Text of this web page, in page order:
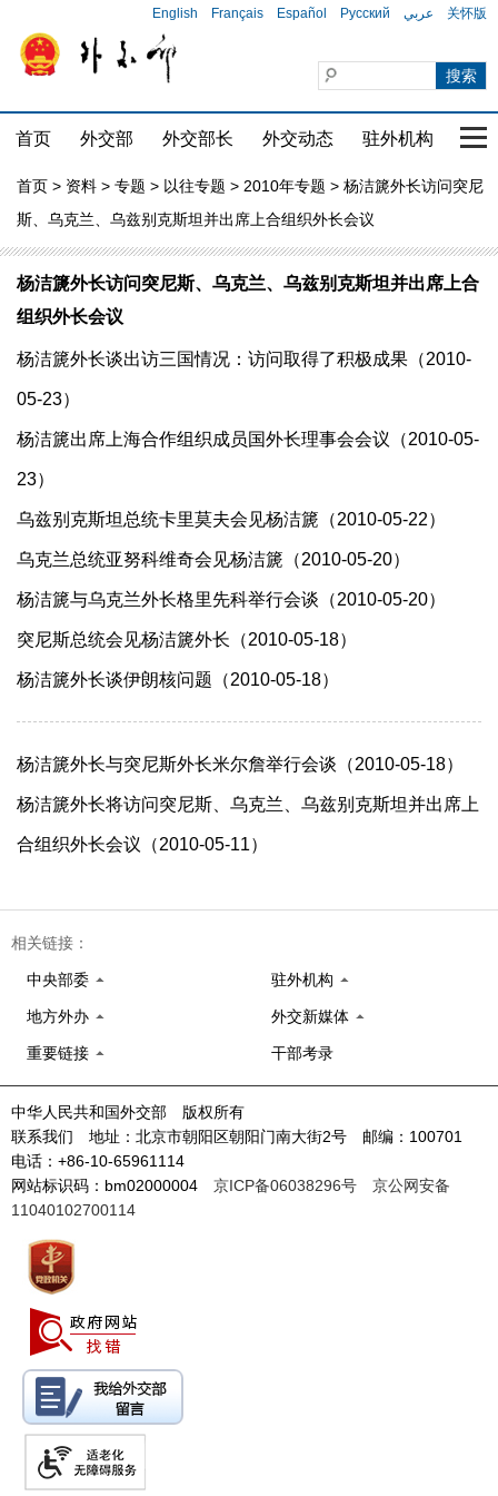
English Français Español Русский عربي 关怀版
首页 外交部 外交部长 外交动态 驻外机构 国
首页 > 资料 > 专题 > 以往专题 > 2010年专题 > 杨洁篪外长访问突尼
斯、乌克兰、乌兹别克斯坦并出席上合组织外长会议
杨洁篪外长访问突尼斯、乌克兰、乌兹别克斯坦并出席上合
组织外长会议
杨洁篪外长谈出访三国情况：访问取得了积极成果（2010-
05-23）
杨洁篪出席上海合作组织成员国外长理事会会议（2010-05-
23）
乌兹别克斯坦总统卡里莫夫会见杨洁篪（2010-05-22）
乌克兰总统亚努科维奇会见杨洁篪（2010-05-20）
杨洁篪与乌克兰外长格里先科举行会谈（2010-05-20）
突尼斯总统会见杨洁篪外长（2010-05-18）
杨洁篪外长谈伊朗核问题（2010-05-18）
杨洁篪外长与突尼斯外长米尔詹举行会谈（2010-05-18）
杨洁篪外长将访问突尼斯、乌克兰、乌兹别克斯坦并出席上
合组织外长会议（2010-05-11）
相关链接：
中央部委 驻外机构
地方外办 外交新媒体
重要链接 干部考录
中华人民共和国外交部 版权所有
联系我们 地址：北京市朝阳区朝阳门南大街2号 邮编：100701
电话：+86-10-65961114
网站标识码：bm02000004 京ICP备06038296号
京公网安备
11040102700114